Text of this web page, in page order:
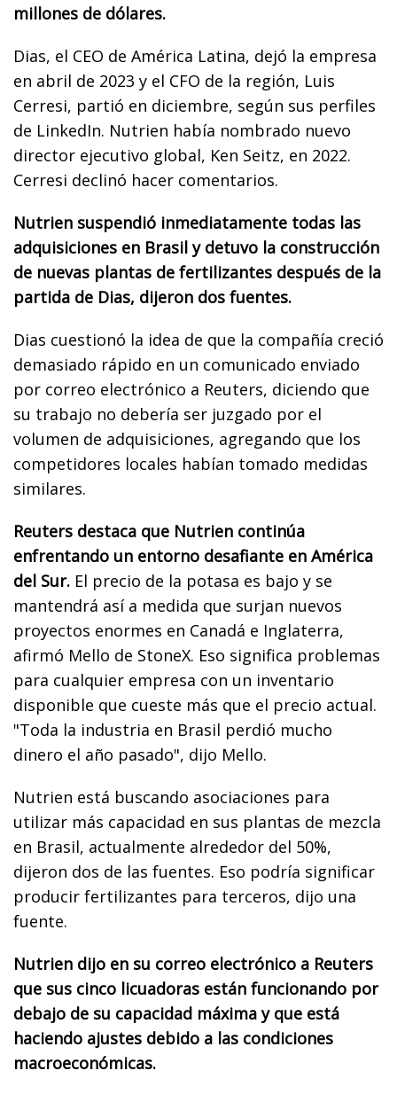
millones de dólares.
Dias, el CEO de América Latina, dejó la empresa
en abril de 2023 y el CFO de la región, Luis
Cerresi, partió en diciembre, según sus perfiles
de LinkedIn. Nutrien había nombrado nuevo
director ejecutivo global, Ken Seitz, en 2022.
Cerresi declinó hacer comentarios.
Nutrien suspendió inmediatamente todas las
adquisiciones en Brasil y detuvo la construcción
de nuevas plantas de fertilizantes después de la
partida de Dias, dijeron dos fuentes.
Dias cuestionó la idea de que la compañía creció
demasiado rápido en un comunicado enviado
por correo electrónico a Reuters, diciendo que
su trabajo no debería ser juzgado por el
volumen de adquisiciones, agregando que los
competidores locales habían tomado medidas
similares.
Reuters destaca que Nutrien continúa
enfrentando un entorno desafiante en América
del Sur. El precio de la potasa es bajo y se
mantendrá así a medida que surjan nuevos
proyectos enormes en Canadá e Inglaterra,
afirmó Mello de StoneX. Eso significa problemas
para cualquier empresa con un inventario
disponible que cueste más que el precio actual.
"Toda la industria en Brasil perdió mucho
dinero el año pasado", dijo Mello.
Nutrien está buscando asociaciones para
utilizar más capacidad en sus plantas de mezcla
en Brasil, actualmente alrededor del 50%,
dijeron dos de las fuentes. Eso podría significar
producir fertilizantes para terceros, dijo una
fuente.
Nutrien dijo en su correo electrónico a Reuters
que sus cinco licuadoras están funcionando por
debajo de su capacidad máxima y que está
haciendo ajustes debido a las condiciones
macroeconómicas.